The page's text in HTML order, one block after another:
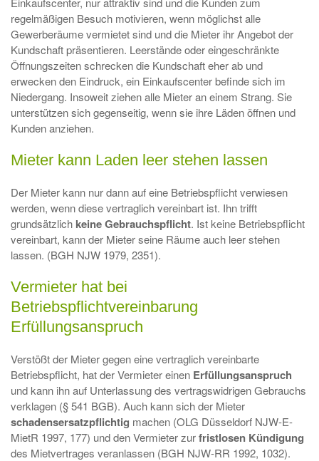
regelmäßigen Besuch motivieren, wenn möglichst alle
Gewerberäume vermietet sind und die Mieter ihr Angebot der
Kundschaft präsentieren. Leerstände oder eingeschränkte
Öffnungszeiten schrecken die Kundschaft eher ab und
erwecken den Eindruck, ein Einkaufscenter befinde sich im
Niedergang. Insoweit ziehen alle Mieter an einem Strang. Sie
unterstützen sich gegenseitig, wenn sie ihre Läden öffnen und
Kunden anziehen.
Mieter kann Laden leer stehen lassen
Der Mieter kann nur dann auf eine Betriebspflicht verwiesen
werden, wenn diese vertraglich vereinbart ist. Ihn trifft
grundsätzlich keine Gebrauchspflicht. Ist keine Betriebspflicht
vereinbart, kann der Mieter seine Räume auch leer stehen
lassen. (BGH NJW 1979, 2351).
Vermieter hat bei
Betriebspflichtvereinbarung
Erfüllungsanspruch
Verstößt der Mieter gegen eine vertraglich vereinbarte
Betriebspflicht, hat der Vermieter einen Erfüllungsanspruch
und kann ihn auf Unterlassung des vertragswidrigen Gebrauchs
verklagen (§ 541 BGB). Auch kann sich der Mieter
schadensersatzpflichtig machen (OLG Düsseldorf NJW-E-
MietR 1997, 177) und den Vermieter zurfristlosen Kündigung
des Mietvertrages veranlassen (BGH NJW-RR 1992, 1032).